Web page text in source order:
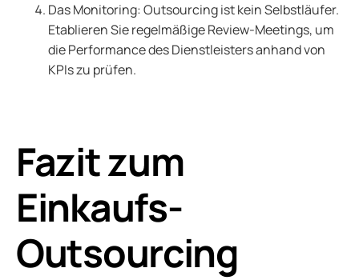
Das Monitoring: Outsourcing ist kein Selbstläufer.
Etablieren Sie regelmäßige Review-Meetings, um
die Performance des Dienstleisters anhand von
KPIs zu prüfen.
Fazit zum
Einkaufs-
Outsourcing